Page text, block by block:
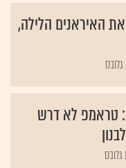
האיראנים הלילה,
טראמפ לא דרש